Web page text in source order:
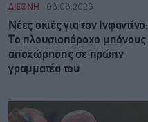
ΔΙΕΘΝΗ 08.08.2026
Νέες σκιές για τον Ινφαντίνο:
Το πλουσιοπάροχο μπόνους
αποχώρησης σε πρώην
γραμματέα του